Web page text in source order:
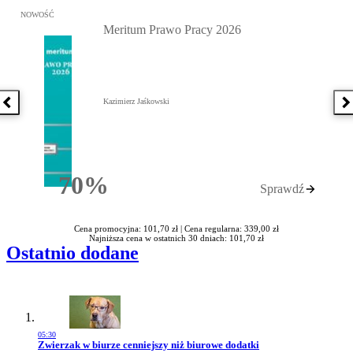
Poprzednia książka
Przejdź do: Meritum Prawo Pracy 2026, Kazimierz Jaśkowski -
NOWOŚĆ
70%Rabatu
Meritum Prawo Pracy 2026
Kazimierz Jaśkowski
Sprawdź
Cena promocyjna: 101,70 zł | Cena regularna: 339,00 zł
Najniższa cena w ostatnich 30 dniach: 101,70 zł
Ostatnio dodane
05:30
Przejdź do artykułu:
Zwierzak w biurze cenniejszy niż biurowe dodatki